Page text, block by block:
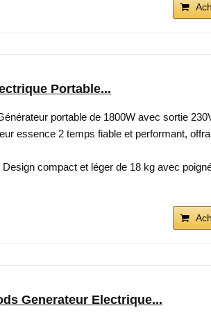
Portable...
portable de 1800W avec sortie
essence 2 temps fiable et performant,
compact et léger de 18 kg avec
Generateur Electrique...